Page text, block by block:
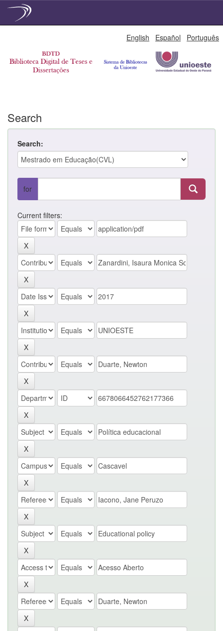
English Español Português
Search
Search:
for
Current filters: